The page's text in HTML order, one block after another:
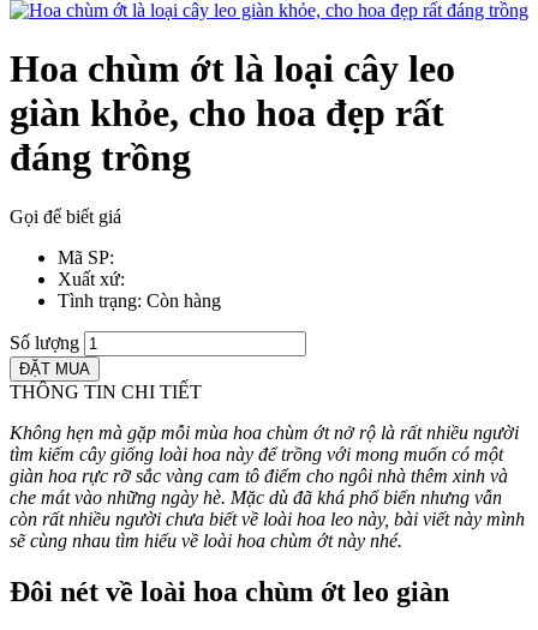
Hoa chùm ớt là loại cây leo
giàn khỏe, cho hoa đẹp rất
đáng trồng
Gọi để biết giá
Mã SP:
Xuất xứ:
Tình trạng: Còn hàng
Số lượng
THÔNG TIN CHI TIẾT
Không hẹn mà gặp mỗi mùa hoa chùm ớt nở rộ là rất nhiều người
tìm kiếm cây giống loài hoa này để trồng với mong muốn có một
giàn hoa rực rỡ sắc vàng cam tô điểm cho ngôi nhà thêm xinh và
che mát vào những ngày hè. Mặc dù đã khá phổ biến nhưng vẫn
còn rất nhiều người chưa biết về loài hoa leo này, bài viết này mình
sẽ cùng nhau tìm hiểu về loài hoa chùm ớt này nhé.
Đôi nét về loài hoa chùm ớt leo giàn